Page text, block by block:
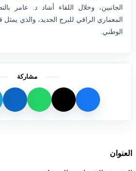
الجانبين، وخلال اللقاء أشاد د. عامر
المعماري الراقي للبرج الجديد، والذي
الوطني.
مشاركة
العنوان